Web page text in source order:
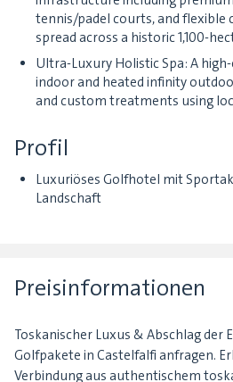
tennis/padel courts, and flexible
spread across a historic 1,100-
Ultra-Luxury Holistic Spa: A
indoor and heated infinity
and custom treatments using
Profil
Luxuriöses Golfhotel mit
Landschaft
Preisinformationen
Toskanischer Luxus & Abschlag der
Golfpakete in Castelfalfi anfragen.
Verbindung aus authentischem